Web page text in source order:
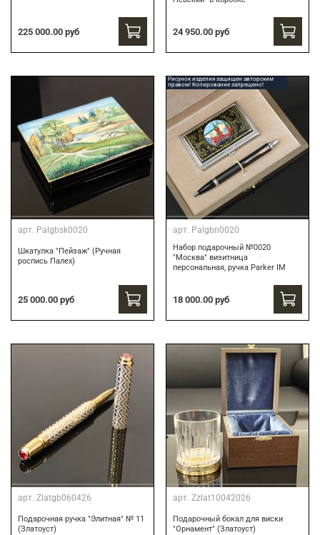
225 000.00 руб 24 950.00 руб
арт. Palgbsk0020
Шкатулка "Пейзаж" (Ручная
роспись Палех)
25 000.00 руб
Рисунок изделия защищен авторским
правом! Копирование запрещено!
арт. Palgbn0020
Набор подарочный №0020
"Москва" визитница
персональная, ручка Parker IM
18 000.00 руб
арт. Zlatgb060426
Подарочная ручка "Элитная" № 11
(Златоуст)
арт. Zzlat10042026
Подарочный бокал для виски
"Орнамент" (Златоуст)